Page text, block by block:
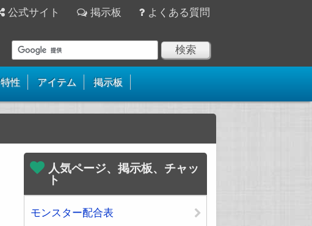
公式サイト 掲示板 よくある質問
特性 アイテム 掲示板
人気ページ、掲示板、チャッ
ト
モンスター配合表